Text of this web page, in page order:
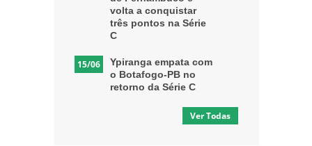
volta a conquistar
três pontos na Série
C
15/06
Ypiranga empata com
o Botafogo-PB no
retorno da Série C
Ver Todas